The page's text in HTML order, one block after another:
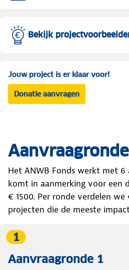
Bekijk
Jouw project is er klaar voor!
Donatie aanvragen
Het ANWB Fonds werkt met 6
komt in aanmerking voor een
€ 1500. Per ronde verdelen
projecten die de meeste
1
Aanvraagronde 1